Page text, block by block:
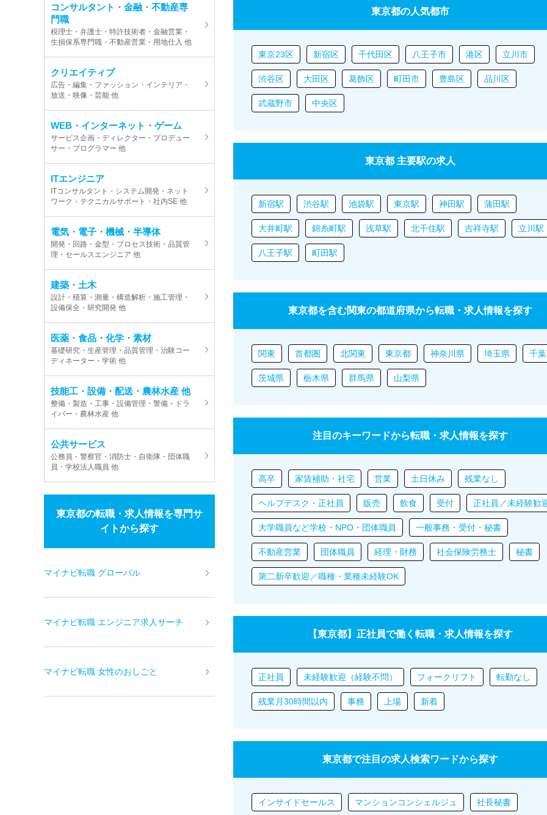
コンサルタント・金融・不動産専
門職
税理士・弁護士・特許技術者・金融営業・
生損保系専門職・不動産営業・用地仕入 他
クリエイティブ
広告・編集・ファッション・インテリア・
放送・映像・芸能 他
WEB・インターネット・ゲーム
サービス企画・ディレクター・プロデュー
サー・プログラマー 他
ITエンジニア
ITコンサルタント・システム開発・ネット
ワーク・テクニカルサポート・社内SE 他
電気・電子・機械・半導体
開発・回路・金型・プロセス技術・品質管
理・セールスエンジニア 他
建築・土木
設計・積算・測量・構造解析・施工管理・
設備保全・研究開発 他
医薬・食品・化学・素材
基礎研究・生産管理・品質管理・治験コー
ディネーター・学術 他
技能工・設備・配送・農林水産 他
整備・製造・工事・設備管理・警備・ドラ
イバー・農林水産 他
公共サービス
公務員・警察官・消防士・自衛隊・団体職
員・学校法人職員 他
東京都の転職・求人情報を専門サ
イトから探す
マイナビ転職 グローバル
マイナビ転職 エンジニア求人サーチ
マイナビ転職 女性のおしごと
東京都の人気都市
東京23区 新宿区 千代田区 八王子市 港区 立川市
渋谷区 大田区 葛飾区 町田市 豊島区 品川区
武蔵野市 中央区
東京都 主要駅の求人
新宿駅 渋谷駅 池袋駅 東京駅 神田駅 蒲田駅
大井町駅 錦糸町駅 浅草駅 北千住駅 吉祥寺駅 立川駅
八王子駅 町田駅
東京都を含む関東の都道府県から転職・求人情報を探す
関東 首都圏 北関東 東京都 神奈川県 埼玉県 千
茨城県 栃木県 群馬県 山梨県
注目のキーワードから転職・求人情報を探す
高卒 家賃補助・社宅 営業 土日休み 残業なし
ヘルプデスク・正社員 販売 飲食 受付 正社員／未経験歓
大学職員など学校・NPO・団体職員 一般事務・受付・秘書
不動産営業 団体職員 経理・財務 社会保険労務士 秘書
第二新卒歓迎／職種・業種未経験OK
【東京都】正社員で働く転職・求人情報を探す
正社員 未経験歓迎（経験不問） フォークリフト 転勤なし
残業月30時間以内 事務 上場 新着
東京都で注目の求人検索ワードから探す
インサイドセールス マンションコンシェルジュ 社長秘書